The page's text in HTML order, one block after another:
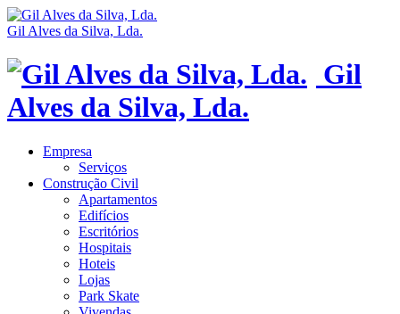
Gil Alves da Silva, Lda.
Gil
Alves da Silva, Lda.
Empresa
Serviços
Construção Civil
Apartamentos
Edifícios
Escritórios
Hospitais
Hoteis
Lojas
Park Skate